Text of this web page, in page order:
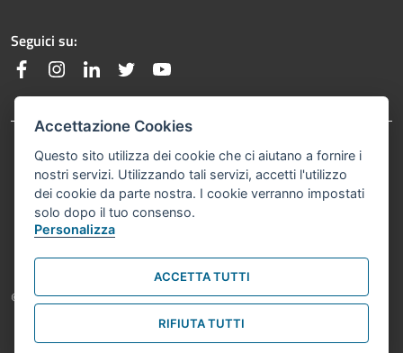
Seguici su:
FacebookInstagramLinkedin Twitter
Footer menuPrivacy Policy
Note Legali
Footer: copyright
© Comune di Bologna 2021. Tutti i diritti riservati.
Accettazione Cookies
Questo sito utilizza dei cookie che ci aiutano a fornire i
nostri servizi. Utilizzando tali servizi, accetti l'utilizzo
dei cookie da parte nostra. I cookie verranno impostati
solo dopo il tuo consenso.
Personalizza
ACCETTA TUTTI
RIFIUTA TUTTI